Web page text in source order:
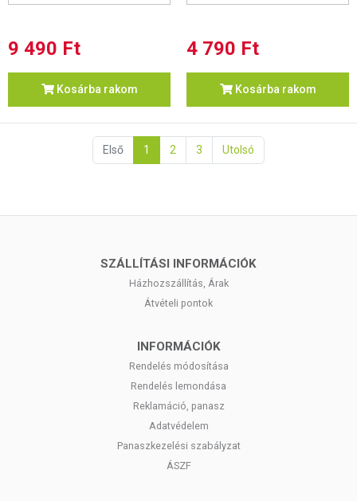
9 490 Ft
Kosárba rakom
4 790 Ft
Kosárba rakom
Első 1 2 3 Utolsó
SZÁLLÍTÁSI INFORMÁCIÓK
Házhozszállítás, Árak
Átvételi pontok
INFORMÁCIÓK
Rendelés módosítása
Rendelés lemondása
Reklamáció, panasz
Adatvédelem
Panaszkezelési szabályzat
ÁSZF